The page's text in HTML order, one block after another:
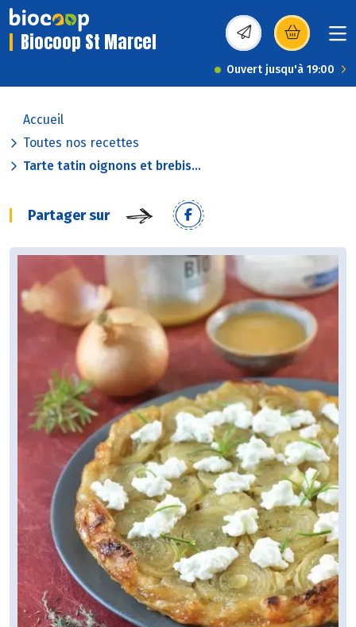
Biocoop St Marcel (s’ouvre dans une
Ouvert jusqu'à 19:00
Accueil
Toutes nos recettes
Tarte tatin oignons et brebis...
Partager sur